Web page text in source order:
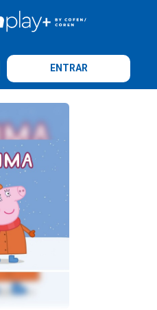
ENTRAR